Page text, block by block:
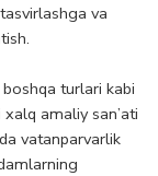
va
turlari kabi
amaliy san’ati
vatanparvarlik